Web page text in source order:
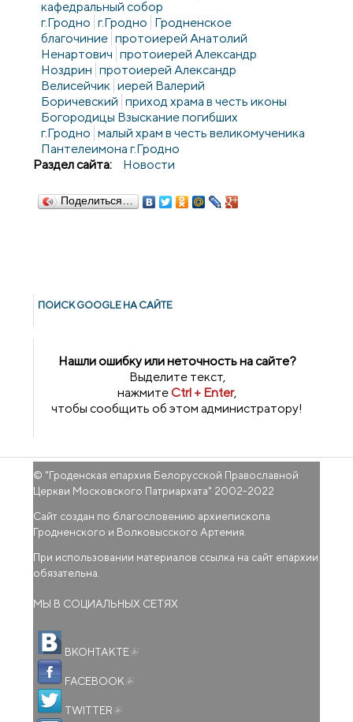
кафедральный собор
г.Гродно г.Гродно Гродненское
благочиние протоиерей Анатолий
Ненартович протоиерей Александр
Ноздрин протоиерей Александр
Велисейчик иерей Валерий
Боричевский приход храма в честь иконы
Богородицы Взыскание погибших
г.Гродно малый храм в честь великомученика
Пантелеимона г.Гродно
Раздел сайта:
Новости
Поделиться…
ПОИСК GOОGLE НА САЙТЕ
Нашли ошибку или неточность на сайте?
Выделите текст,
нажмитеCtrl + Enter,
чтобы сообщить об этом администратору!
© "Гроденская епархия Белорусской Православной
Церкви Московского Патриархата" 2002-2022
Сайт создан по благословению архиепископа
Гродненского и Волковысского Артемия.
При использовании материалов ссылка на сайт епархии
обязательна.
МЫ В СОЦИАЛЬНЫХ СЕТЯХ
ВКОНТАКТЕ
FACEBOOK
TWITTER